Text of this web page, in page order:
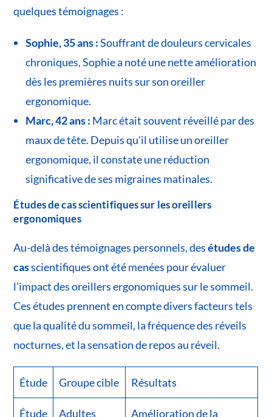
quelques témoignages :
Sophie, 35 ans :Souffrant de douleurs cervicales
chroniques, Sophie a noté une nette amélioration
dès les premières nuits sur son oreiller
ergonomique.
Marc, 42 ans : Marc était souvent réveillé par des
maux de tête. Depuis qu’il utilise un oreiller
ergonomique, il constate une réduction
significative de ses migraines matinales.
Études de cas scientifiques sur les oreillers
ergonomiques
Au-delà des témoignages personnels, desétudes de
casscientifiques ont été menées pour évaluer
l’impact des oreillers ergonomiques sur le sommeil.
Ces études prennent en compte divers facteurs tels
que la qualité du sommeil, la fréquence des réveils
nocturnes, et la sensation de repos au réveil.
Étude Groupe cible Résultats
Étude
Adultes
Amélioration de la